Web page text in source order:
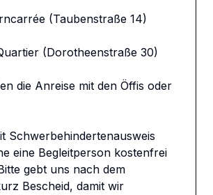
(Taubenstraße 14)
(Dorotheenstraße 30)
die Anreise mit den Öffis oder
Schwerbehindertenausweis
eine Begleitperson kostenfrei
gebt uns nach dem
Bescheid, damit wir